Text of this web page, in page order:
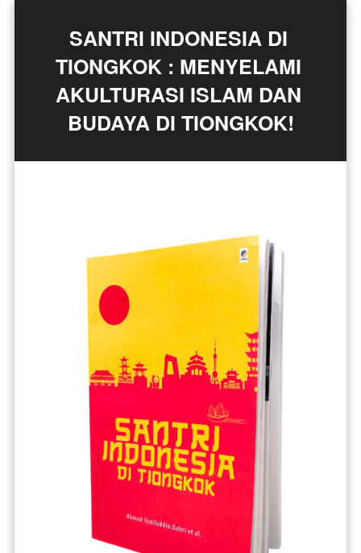
SANTRI INDONESIA DI
TIONGKOK : MENYELAMI
AKULTURASI ISLAM DAN
BUDAYA DI TIONGKOK!